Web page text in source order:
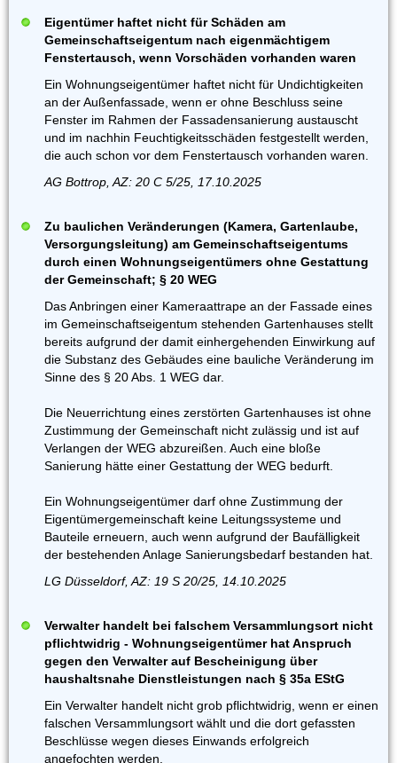
Eigentümer haftet nicht für Schäden am
Gemeinschaftseigentum nach eigenmächtigem
Fenstertausch, wenn Vorschäden vorhanden waren
Ein Wohnungseigentümer haftet nicht für Undichtigkeiten
an der Außenfassade, wenn er ohne Beschluss seine
Fenster im Rahmen der Fassadensanierung austauscht
und im nachhin Feuchtigkeitsschäden festgestellt werden,
die auch schon vor dem Fenstertausch vorhanden waren.
AG Bottrop, AZ: 20 C 5/25, 17.10.2025
Zu baulichen Veränderungen (Kamera, Gartenlaube,
Versorgungsleitung) am Gemeinschaftseigentums
durch einen Wohnungseigentümers ohne Gestattung
der Gemeinschaft; § 20 WEG
Das Anbringen einer Kameraattrape an der Fassade eines
im Gemeinschaftseigentum stehenden Gartenhauses stellt
bereits aufgrund der damit einhergehenden Einwirkung auf
die Substanz des Gebäudes eine bauliche Veränderung im
Sinne des § 20 Abs. 1 WEG dar.
Die Neuerrichtung eines zerstörten Gartenhauses ist ohne
Zustimmung der Gemeinschaft nicht zulässig und ist auf
Verlangen der WEG abzureißen. Auch eine bloße
Sanierung hätte einer Gestattung der WEG bedurft.
Ein Wohnungseigentümer darf ohne Zustimmung der
Eigentümergemeinschaft keine Leitungssysteme und
Bauteile erneuern, auch wenn aufgrund der Baufälligkeit
der bestehenden Anlage Sanierungsbedarf bestanden hat.
LG Düsseldorf, AZ: 19 S 20/25, 14.10.2025
Verwalter handelt bei falschem Versammlungsort nicht
pflichtwidrig - Wohnungseigentümer hat Anspruch
gegen den Verwalter auf Bescheinigung über
haushaltsnahe Dienstleistungen nach § 35a EStG
Ein Verwalter handelt nicht grob pflichtwidrig, wenn er einen
falschen Versammlungsort wählt und die dort gefassten
Beschlüsse wegen dieses Einwands erfolgreich
angefochten werden.